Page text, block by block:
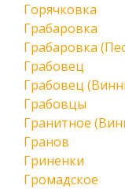
Горячковка
Грабаровка
Грабаровка
Грабовец
Грабовец
Грабовцы
Гранитное
Гранов
Гриненки
Громадское